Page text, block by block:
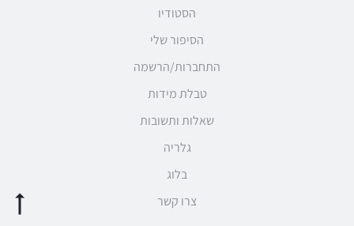
הסטודיו
הסיפור שלי
התחברות/הרשמה
טבלת מידות
שאלות ותשובות
גלריה
בלוג
צרו קשר